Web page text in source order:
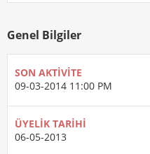
Genel Bilgiler
SON AKTIVITE
09-03-2014 11:00 PM
ÜYELIK TARIHI
06-05-2013